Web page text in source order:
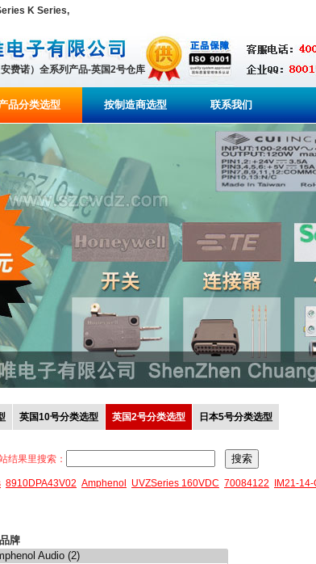
K Series,
费诺）全系列产品-英国2号仓库
品分类选型 按制造商选型 联系我们
英国10号分类选型 英国2号分类选型 日本5号分类选型
结果里搜索：
8910DPA43V02 Amphenol UVZSeries 160VDC 70084122 IM21-14-
牌